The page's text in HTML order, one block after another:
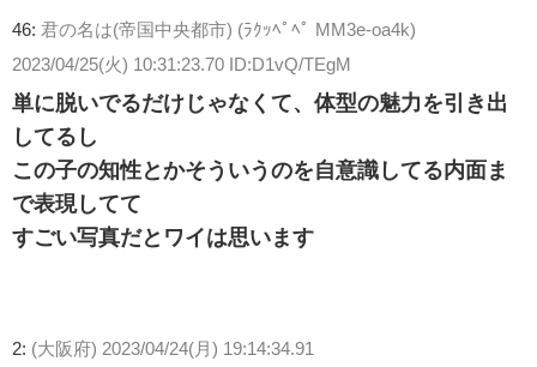
46: 君の名は(帝国中央都市) (ﾗｸｯﾍﾟﾍﾟ MM3e-oa4k)
2023/04/25(火) 10:31:23.70 ID:D1vQ/TEgM
単に脱いでるだけじゃなくて、体型の魅力を引き出
してるし
この子の知性とかそういうのを自意識してる内面ま
で表現してて
すごい写真だとワイは思います
2: (大阪府) 2023/04/24(月) 19:14:34.91